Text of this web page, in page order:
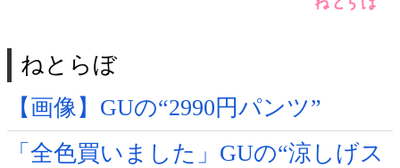
ねとらぼ
【画像】GUの“2990円パンツ”
「全色買いました」GUの“涼しげス